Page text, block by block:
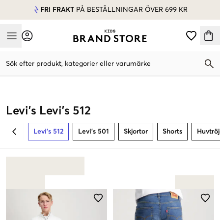
FRI FRAKT PÅ BESTÄLLNINGAR ÖVER 699 KR
Mobile Menu
Sök efter produkt, kategorier eller varumärke
Levi's Levi's 512
BACK Levi's 512 Levi's 501 Skjortor Shorts